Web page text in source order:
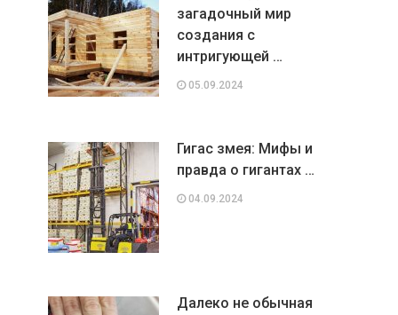
загадочный мир
создания с
интригующей …
05.09.2024
Гигас змея: Мифы и
правда о гигантах …
04.09.2024
Далеко не обычная